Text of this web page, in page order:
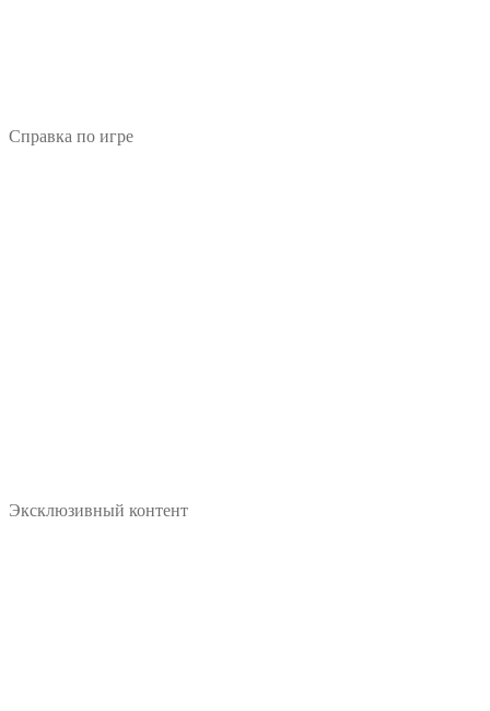
Справка по игре
Эксклюзивный контент